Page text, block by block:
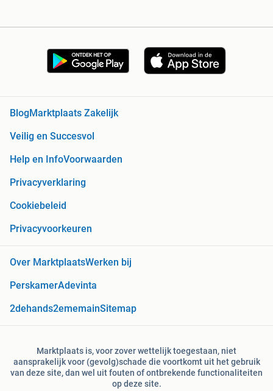
Blog Marktplaats Zakelijk
Veilig en Succesvol
Help en InfoVoorwaarden
Privacyverklaring
Cookiebeleid
Privacyvoorkeuren
Over MarktplaatsWerken bij
PerskamerAdevinta
2dehands2ememainSitemap
Marktplaats is, voor zover wettelijk toegestaan, niet
aansprakelijk voor (gevolg)schade die voortkomt uit het gebruik
van deze site, dan wel uit fouten of ontbrekende functionaliteiten
op deze site.